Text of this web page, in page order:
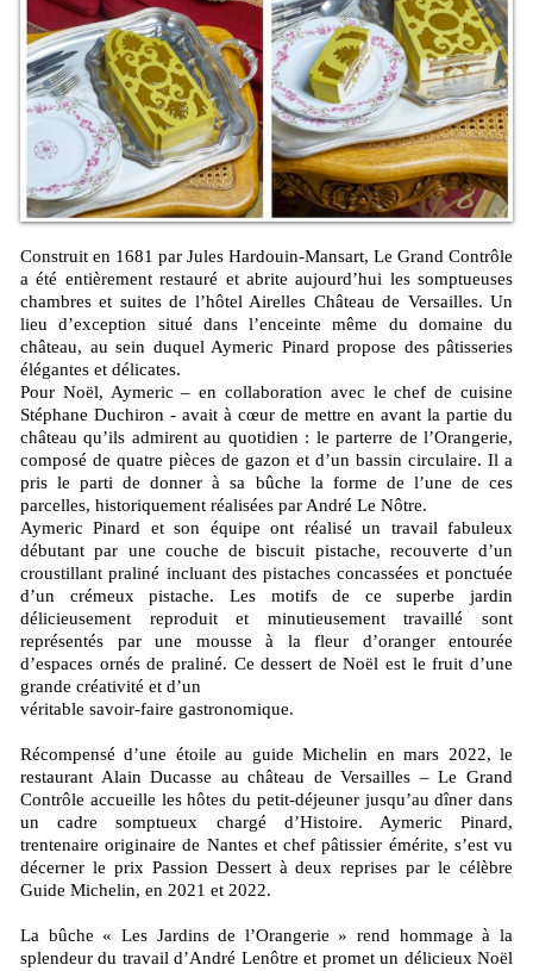
Construit en 1681 par Jules Hardouin-Mansart, Le Grand Contrôle
a été entièrement restauré et abrite aujourd’hui les somptueuses
chambres et suites de l’hôtel Airelles Château de Versailles. Un
lieu d’exception situé dans l’enceinte même du domaine du
château, au sein duquel Aymeric Pinard propose des pâtisseries
élégantes et délicates.
Pour Noël, Aymeric – en collaboration avec le chef de cuisine
Stéphane Duchiron - avait à cœur de mettre en avant la partie du
château qu’ils admirent au quotidien : le parterre de l’Orangerie,
composé de quatre pièces de gazon et d’un bassin circulaire. Il a
pris le parti de donner à sa bûche la forme de l’une de ces
parcelles, historiquement réalisées par André Le Nôtre.
Aymeric Pinard et son équipe ont réalisé un travail fabuleux
débutant par une couche de biscuit pistache, recouverte d’un
croustillant praliné incluant des pistaches concassées et ponctuée
d’un crémeux pistache. Les motifs de ce superbe jardin
délicieusement reproduit et minutieusement travaillé sont
représentés par une mousse à la fleur d’oranger entourée
d’espaces ornés de praliné. Ce dessert de Noël est le fruit d’une
grande créativité et d’un
véritable savoir-faire gastronomique.
Récompensé d’une étoile au guide Michelin en mars 2022, le
restaurant Alain Ducasse au château de Versailles – Le Grand
Contrôle accueille les hôtes du petit-déjeuner jusqu’au dîner dans
un cadre somptueux chargé d’Histoire. Aymeric Pinard,
trentenaire originaire de Nantes et chef pâtissier émérite, s’est vu
décerner le prix Passion Dessert à deux reprises par le célèbre
Guide Michelin, en 2021 et 2022.
La bûche « Les Jardins de l’Orangerie » rend hommage à la
splendeur du travail d’André Lenôtre et promet un délicieux Noël